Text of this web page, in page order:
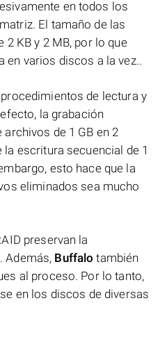
en todos los
El tamaño de las
KB y 2 MB, por lo que
en varios discos a la vez..
de lectura y
la grabación
de 1 GB en 2
escritura secuencial de 1
esto hace que la
eliminados sea mucho
preservan la
Además, Buffalo también
al proceso. Por lo tanto,
en los discos de diversas